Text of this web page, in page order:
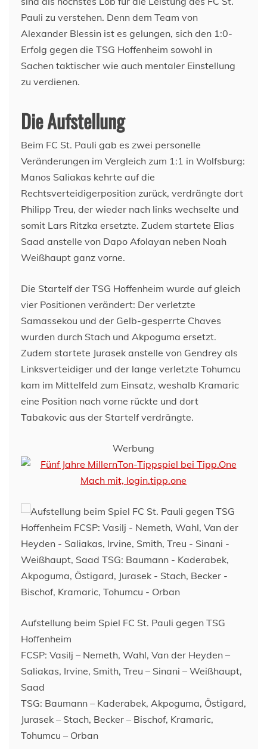
Pauli zu verstehen. Denn dem Team von
Alexander Blessin ist es gelungen, sich den 1:0-
Erfolg gegen die TSG Hoffenheim sowohl in
Sachen taktischer wie auch mentaler Einstellung
zu verdienen.
Die Aufstellung
Beim FC St. Pauli gab es zwei personelle
Veränderungen im Vergleich zum 1:1 in Wolfsburg:
Manos Saliakas kehrte auf die
Rechtsverteidigerposition zurück, verdrängte dort
Philipp Treu, der wieder nach links wechselte und
somit Lars Ritzka ersetzte. Zudem startete Elias
Saad anstelle von Dapo Afolayan neben Noah
Weißhaupt ganz vorne.
Die Startelf der TSG Hoffenheim wurde auf gleich
vier Positionen verändert: Der verletzte
Samassekou und der Gelb-gesperrte Chaves
wurden durch Stach und Akpoguma ersetzt.
Zudem startete Jurasek anstelle von Gendrey als
Linksverteidiger und der lange verletzte Tohumcu
kam im Mittelfeld zum Einsatz, weshalb Kramaric
eine Position nach vorne rückte und dort
Tabakovic aus der Startelf verdrängte.
Werbung
Aufstellung beim Spiel FC St. Pauli gegen TSG
Hoffenheim
FCSP: Vasilj – Nemeth, Wahl, Van der Heyden –
Saliakas, Irvine, Smith, Treu – Sinani – Weißhaupt,
Saad
TSG: Baumann – Kaderabek, Akpoguma, Östigard,
Jurasek – Stach, Becker – Bischof, Kramaric,
Tohumcu – Orban